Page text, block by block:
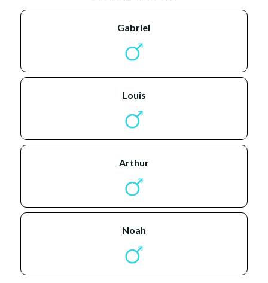
gabriel
louis
arthur
noah